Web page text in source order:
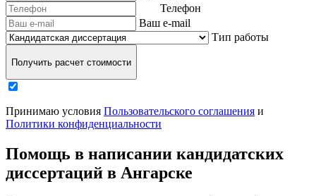
Телефон
Ваш e-mail
Тип работы
Получить расчет стоимости
Принимаю условия Пользовательского соглашения и
Политики конфиденциальности
Помощь в написании кандидатских
диссертаций в Ангарске